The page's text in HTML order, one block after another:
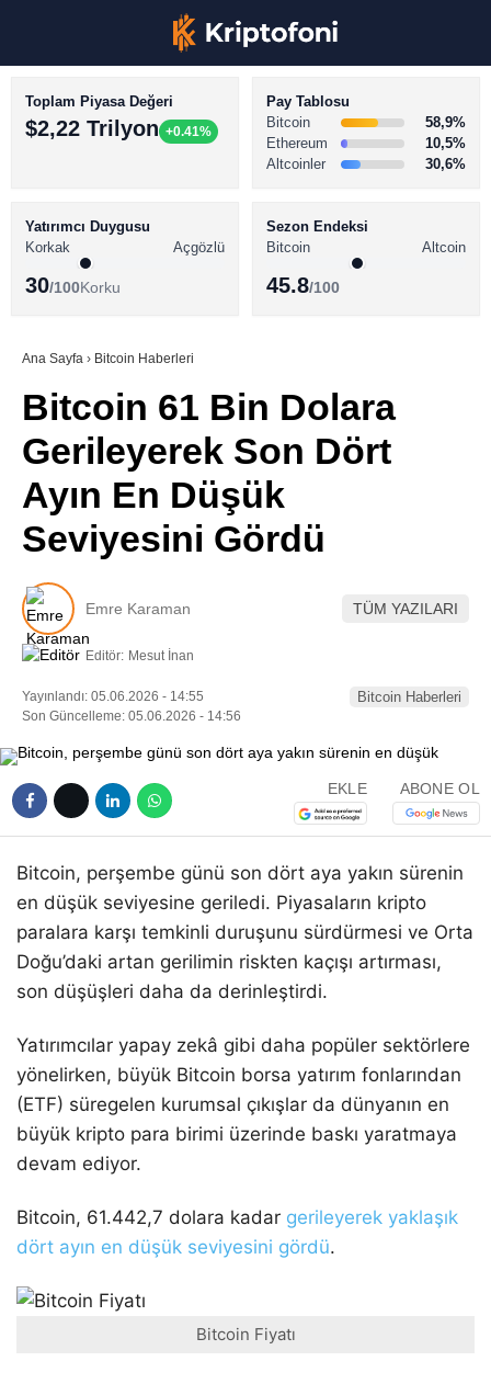
Youtube
TikTok
BİTCOİN HABERLERİ
ALTCOİN HABERLERİ
SÖZLÜK
Toplam Piyasa Değeri
$2,22 Trilyon +0.41%
Pay Tablosu
Bitcoin
58,9%
Ethereum
10,5%
Altcoinler
30,6%
Yatırımcı Duygusu
Korkak
Açgözlü
30/100Korku
Sezon Endeksi
Bitcoin
Altcoin
45.8/100
Ana Sayfa › Bitcoin Haberleri
Bitcoin 61 Bin Dolara
Gerileyerek Son Dört
Ayın En Düşük
Seviyesini Gördü
Emre Karaman TÜM YAZILARI
Editör: Mesut İnan
Yayınlandı: 05.06.2026 - 14:55
Son Güncelleme: 05.06.2026 - 14:56
Bitcoin Haberleri
EKLE ABONE OL
Bitcoin, perşembe günü son dört aya yakın sürenin
en düşük seviyesine geriledi. Piyasaların kripto
paralara karşı temkinli duruşunu sürdürmesi ve Orta
Doğu’daki artan gerilimin riskten kaçışı artırması,
son düşüşleri daha da derinleştirdi.
Yatırımcılar yapay zekâ gibi daha popüler sektörlere
yönelirken, büyük Bitcoin borsa yatırım fonlarından
(ETF) süregelen kurumsal çıkışlar da dünyanın en
büyük kripto para birimi üzerinde baskı yaratmaya
devam ediyor.
Bitcoin, 61.442,7 dolara kadar gerileyerek yaklaşık
dört ayın en düşük seviyesini gördü.
Bitcoin Fiyatı